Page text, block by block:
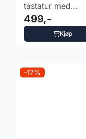
tastatur med
berøringsplate for
PC / Pad / ...
499,-
Kjøp
-17%